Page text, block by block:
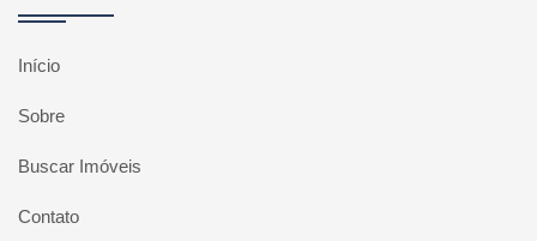
Início
Sobre
Buscar Imóveis
Contato